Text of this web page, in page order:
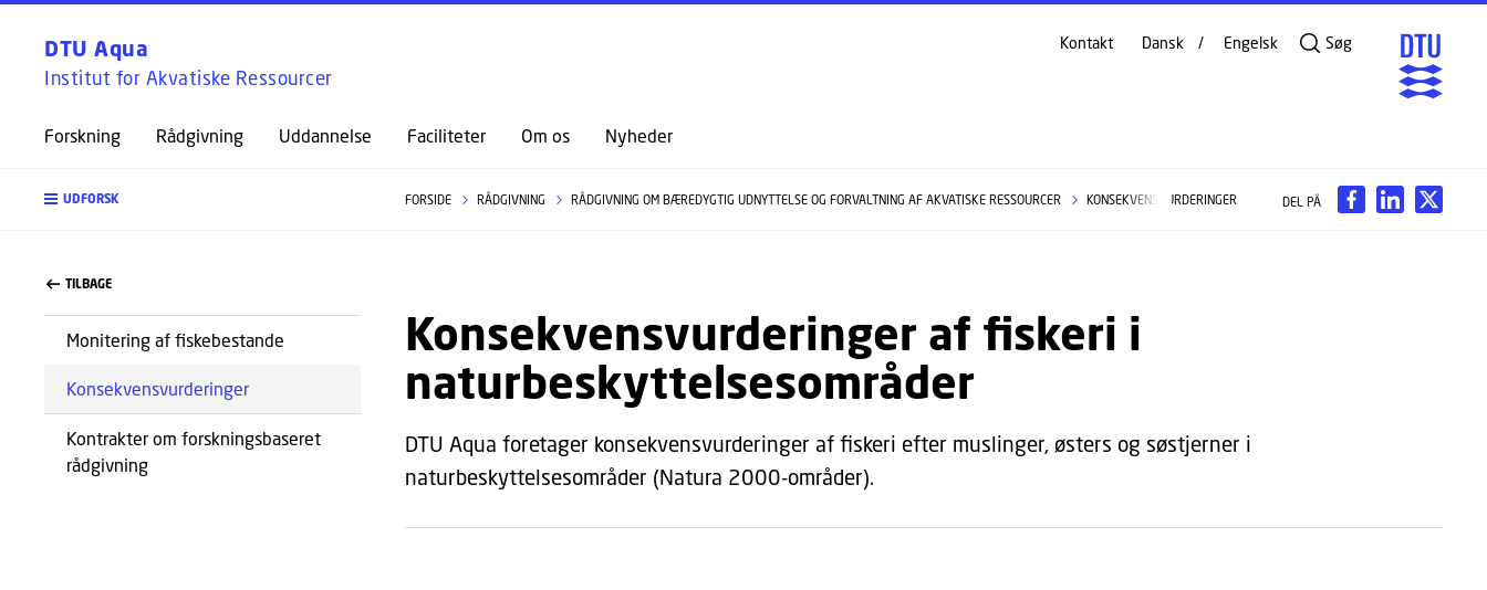
GÅ TIL PRIMÆRT INDHOLD (TRYK ENTER).
DTU Aqua
Institut for Akvatiske Ressourcer
Forskning Rådgivning Uddannelse Faciliteter Om os Nyheder
Kontakt Dansk Engelsk Søg
UDFORSK FORSIDE RÅDGIVNING RÅDGIVNING OM BÆREDYGTIG UDNYTTELSE OG FORVALTNING AF AKVATISKE RESSOURCER KONSEKVENSVURDERINGER DEL PÅ
TILBAGE
Monitering af fiskebestande
Konsekvensvurderinger
Kontrakter om forskningsbaseret
rådgivning
Konsekvensvurderinger af fiskeri i
naturbeskyttelsesområder
DTU Aqua foretager konsekvensvurderinger af fiskeri efter muslinger, østers og søstjerner i
naturbeskyttelsesområder (Natura 2000-områder).